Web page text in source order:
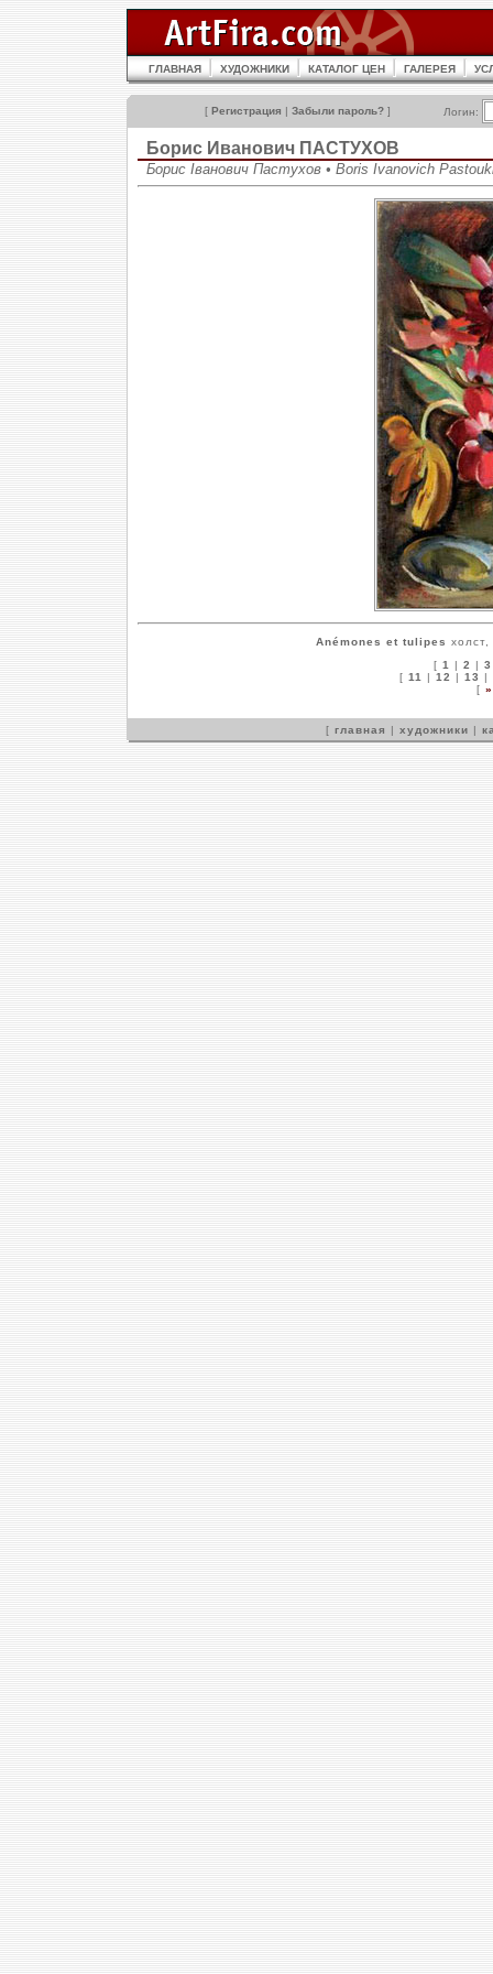
ГЛАВНАЯ ХУДОЖНИКИ КАТАЛОГ ЦЕН ГАЛЕРЕЯ
[ Регистрация | Забыли пароль? ] Логин:
Борис Иванович ПАСТУХОВ
Борис Іванович Пастухов • Boris Ivanovich
Anémones et tulipes
[ 1 | 2 | 3
[ 11 | 12 | 13 |
[
[ главная | художники |